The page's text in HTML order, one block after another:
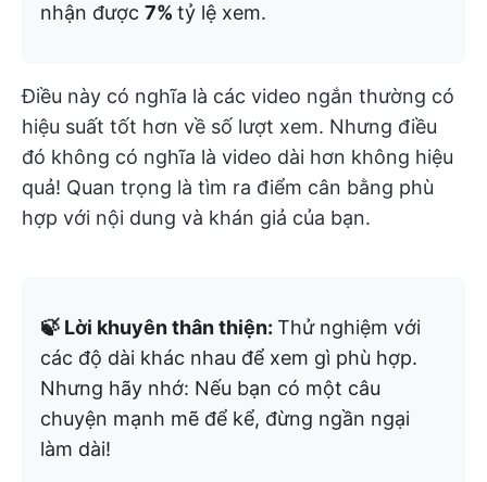
nhận được 7% tỷ lệ xem.
Điều này có nghĩa là các video ngắn thường có
hiệu suất tốt hơn về số lượt xem. Nhưng điều
đó không có nghĩa là video dài hơn không hiệu
quả! Quan trọng là tìm ra điểm cân bằng phù
hợp với nội dung và khán giả của bạn.
🍃 Lời khuyên thân thiện: Thử nghiệm với
các độ dài khác nhau để xem gì phù hợp.
Nhưng hãy nhớ: Nếu bạn có một câu
chuyện mạnh mẽ để kể, đừng ngần ngại
làm dài!